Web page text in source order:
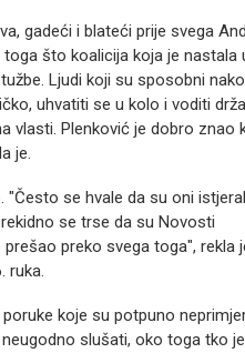
gadeći i blateći prije svega
što koalicija koja je nastala
Ljudi koji su sposobni
uhvatiti se u kolo i voditi
vlasti. Plenković je dobro znao
je.
"Često se hvale da su oni
se trse da su Novosti
preko svega toga", rekla
ruka.
koje su potpuno
slušati, oko toga tko